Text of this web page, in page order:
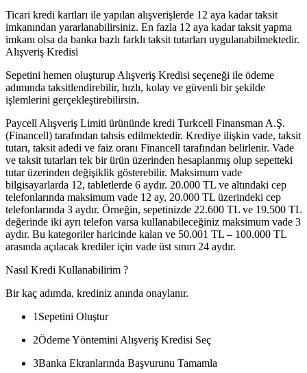
Ticari kredi kartları ile yapılan alışverişlerde 12 aya kadar taksit
imkanından yararlanabilirsiniz. En fazla 12 aya kadar taksit yapma
imkanı olsa da banka bazlı farklı taksit tutarları uygulanabilmektedir.
Alışveriş Kredisi
Sepetini hemen oluşturup Alışveriş Kredisi seçeneği ile ödeme
adımında taksitlendirebilir, hızlı, kolay ve güvenli bir şekilde
işlemlerini gerçekleştirebilirsin.
Paycell Alışveriş Limiti ürününde kredi Turkcell Finansman A.Ş.
(Financell) tarafından tahsis edilmektedir. Krediye ilişkin vade, taksit
tutarı, taksit adedi ve faiz oranı Financell tarafından belirlenir. Vade
ve taksit tutarları tek bir ürün üzerinden hesaplanmış olup sepetteki
tutar üzerinden değişiklik gösterebilir. Maksimum vade
bilgisayarlarda 12, tabletlerde 6 aydır. 20.000 TL ve altındaki cep
telefonlarında maksimum vade 12 ay, 20.000 TL üzerindeki cep
telefonlarında 3 aydır. Örneğin, sepetinizde 22.600 TL ve 19.500 TL
değerinde iki ayrı telefon varsa kullanabileceğiniz maksimum vade 3
aydır. Bu kategoriler haricinde kalan ve 50.001 TL – 100.000 TL
arasında açılacak krediler için vade üst sınırı 24 aydır.
Nasıl Kredi Kullanabilirim ?
Bir kaç adımda, krediniz anında onaylanır.
1 Sepetini Oluştur
2Ödeme Yöntemini Alışveriş Kredisi Seç
3Banka Ekranlarında Başvurunu Tamamla